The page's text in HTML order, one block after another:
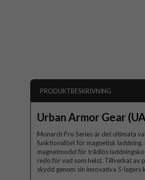
PRODUKTBESKRIVNING
Urban Armor Gear
Monarch Pro Series är det ultimata
funktionalitet för magnetisk laddning.
magnetmodul för trådlös
redo för vad som helst. Tillverkat av
skydd genom sin innovativa 5-lagers